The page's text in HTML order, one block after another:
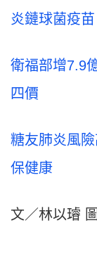
炎鏈球菌疫苗
衛福部增7.9
四價
糖友肺炎風
保健康
文／林以璿